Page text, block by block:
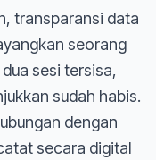
transparansi data
seorang
sesi tersisa,
sudah habis.
dengan
secara digital